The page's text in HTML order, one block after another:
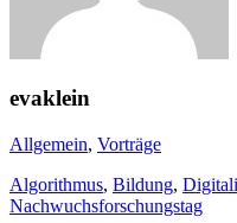
evaklein
Allgemein, Vorträge
Algorithmus, Bildung,
Nachwuchsforschungstag